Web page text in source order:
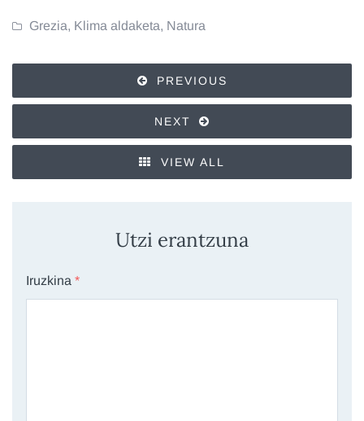
Grezia, Klima aldaketa, Natura
PREVIOUS
NEXT
VIEW ALL
Utzi erantzuna
Iruzkina *